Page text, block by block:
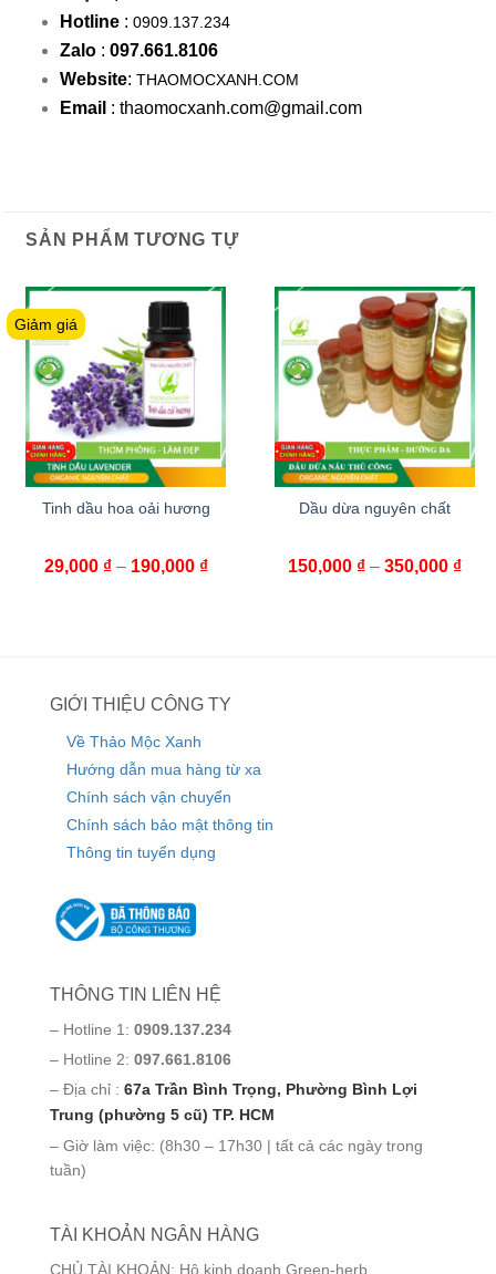
Hotline: 0909.137.234
Zalo : 097.661.8106
Website: THAOMOCXANH.COM
Email : thaomocxanh.com@gmail.com
SẢN PHẨM TƯƠNG TỰ
Giảm giá
Tinh dầu hoa oải hương
29,000 ₫– 190,000 ₫
Dầu dừa nguyên chất
150,000 ₫ – 350,000 ₫
GIỚI THIỆU CÔNG TY
Về Thảo Mộc Xanh
Hướng dẫn mua hàng từ xa
Chính sách vận chuyển
Chính sách bảo mật thông tin
Thông tin tuyển dụng
THÔNG TIN LIÊN HỆ
– Hotline 1: 0909.137.234
– Hotline 2: 097.661.8106
– Địa chỉ : 67a Trần Bình Trọng, Phường Bình Lợi
Trung (phường 5 cũ) TP. HCM
– Giờ làm việc: (8h30 – 17h30 | tất cả các ngày trong
tuần)
TÀI KHOẢN NGÂN HÀNG
CHỦ TÀI KHOẢN: Hộ kinh doanh Green-herb